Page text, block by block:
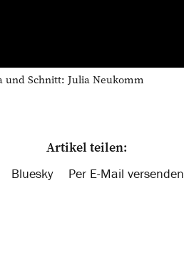
und Schnitt: Julia Neukomm
Artikel teilen:
Bluesky Per E-Mail versenden